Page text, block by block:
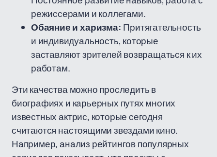
режиссерами и коллегами.
Обаяние и харизма: Притягательность
и индивидуальность, которые
заставляют зрителей возвращаться к их
работам.
Эти качества можно проследить в
биографиях и карьерных путях многих
известных актрис, которые сегодня
считаются настоящими звездами кино.
Например, анализ рейтингов популярных